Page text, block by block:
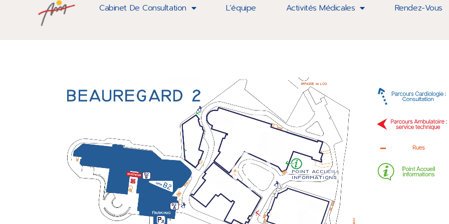
Cabinet De Consultation L’équipe Activités Médicales Rendez-Vous
parcours-anime-version-3